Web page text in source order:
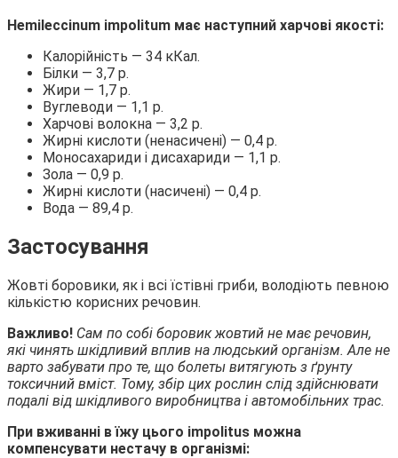
Hemileccinum impolitum має наступний харчові якості:
Калорійність — 34 кКал.
Білки — 3,7 р.
Жири — 1,7 р.
Вуглеводи — 1,1 р.
Харчові волокна — 3,2 р.
Жирні кислоти (ненасичені) — 0,4 р.
Моносахариди і дисахариди — 1,1 р.
Зола — 0,9 р.
Жирні кислоти (насичені) — 0,4 р.
Вода — 89,4 р.
Застосування
Жовті боровики, як і всі їстівні гриби, володіють певною
кількістю корисних речовин.
Важливо! Сам по собі боровик жовтий не має речовин,
які чинять шкідливий вплив на людський організм. Але не
варто забувати про те, що болеты витягують з ґрунту
токсичний вміст. Тому, збір цих рослин слід здійснювати
подалі від шкідливого виробництва і автомобільних трас.
При вживанні в їжу цього impolitus можна
компенсувати нестачу в організмі: